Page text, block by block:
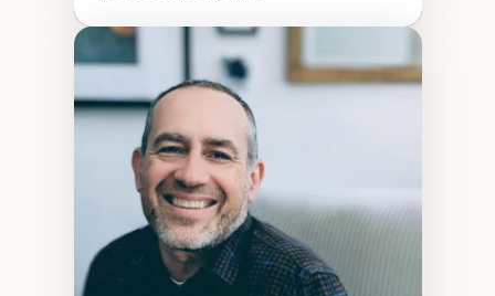
Expertises
Démocratisation des nouvelles
technologies et biotechnologies
Données ouvertes
Bioart, programmation et électronique
créatives
Histoire sociale et culturelle des
technologies numériques
Résistances et droits numériques
Internet des objets
Métavers
Problématiques relatives à l’intelligence
artificielle, l’apprentissage machine et les